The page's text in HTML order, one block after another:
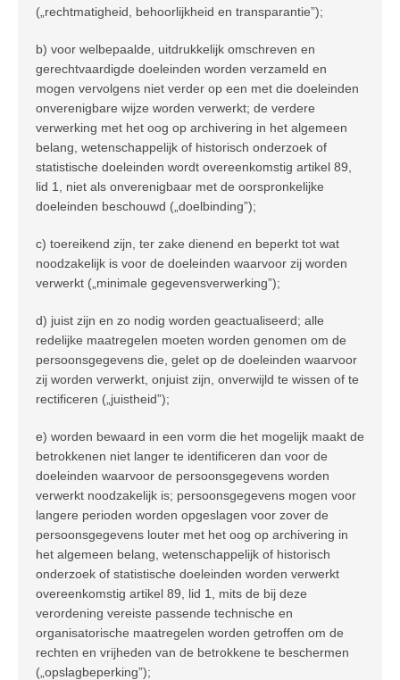
(„rechtmatigheid, behoorlijkheid en transparantie”);
b) voor welbepaalde, uitdrukkelijk omschreven en
gerechtvaardigde doeleinden worden verzameld en
mogen vervolgens niet verder op een met die doeleinden
onverenigbare wijze worden verwerkt; de verdere
verwerking met het oog op archivering in het algemeen
belang, wetenschappelijk of historisch onderzoek of
statistische doeleinden wordt overeenkomstig artikel 89,
lid 1, niet als onverenigbaar met de oorspronkelijke
doeleinden beschouwd („doelbinding”);
c) toereikend zijn, ter zake dienend en beperkt tot wat
noodzakelijk is voor de doeleinden waarvoor zij worden
verwerkt („minimale gegevensverwerking”);
d) juist zijn en zo nodig worden geactualiseerd; alle
redelijke maatregelen moeten worden genomen om de
persoonsgegevens die, gelet op de doeleinden waarvoor
zij worden verwerkt, onjuist zijn, onverwijld te wissen of te
rectificeren („juistheid”);
e) worden bewaard in een vorm die het mogelijk maakt de
betrokkenen niet langer te identificeren dan voor de
doeleinden waarvoor de persoonsgegevens worden
verwerkt noodzakelijk is; persoonsgegevens mogen voor
langere perioden worden opgeslagen voor zover de
persoonsgegevens louter met het oog op archivering in
het algemeen belang, wetenschappelijk of historisch
onderzoek of statistische doeleinden worden verwerkt
overeenkomstig artikel 89, lid 1, mits de bij deze
verordening vereiste passende technische en
organisatorische maatregelen worden getroffen om de
rechten en vrijheden van de betrokkene te beschermen
(„opslagbeperking”);